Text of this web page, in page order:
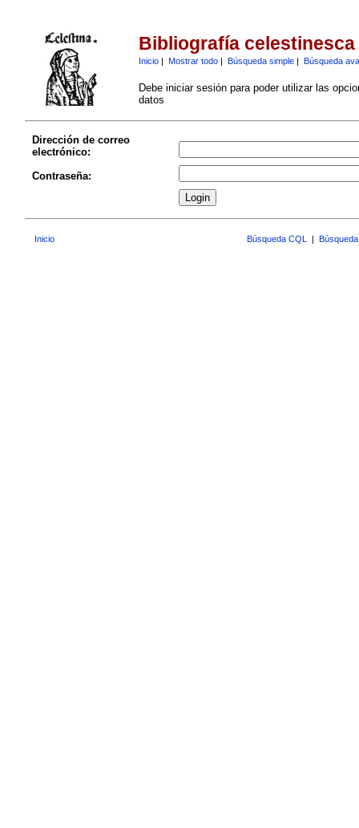
Bibliografía celestinesca
Inicio| Mostrar todo| Búsqueda simple| Búsqueda
Debe iniciar sesión para poder utilizar las
datos
Dirección de correo
electrónico:
Contraseña:
Inicio Búsqueda CQL |